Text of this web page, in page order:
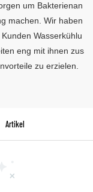
um Bakterienan
machen. Wir haben
Wasserkühlu
eng mit ihnen zus
zu erzielen.
Artikel